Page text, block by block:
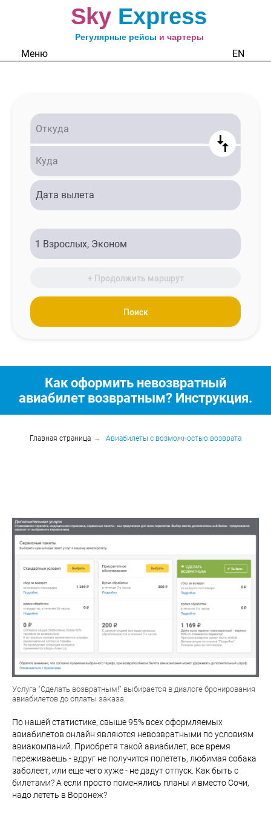
Меню EN
Sky Express
Регулярные рейсы и чартеры
+ Продолжить маршрут
Поиск
Как оформить невозвратный
авиабилет возвратным? Инструкция.
Главная страница → Авиабилеты с возможностью возврата
Услуга "Сделать возвратным!" выбирается в диалоге бронирования
авиабилетов до оплаты заказа.
По нашей статистике, свыше 95% всех оформляемых
авиабилетов онлайн являются невозвратными по условиям
авиакомпаний. Приобретя такой авиабилет, все время
переживаешь - вдруг не получится полететь, любимая собака
заболеет, или еще чего хуже - не дадут отпуск. Как быть с
билетами? А если просто поменялись планы и вместо Сочи,
надо лететь в Воронеж?